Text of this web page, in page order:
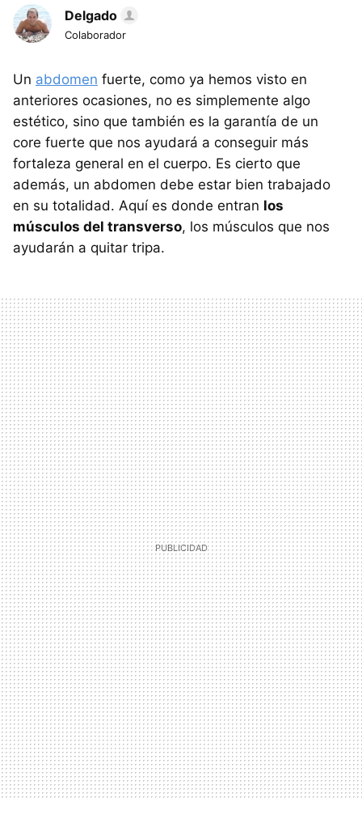
Delgado
Colaborador
Un abdomen fuerte, como ya hemos visto en
anteriores ocasiones, no es simplemente algo
estético, sino que también es la garantía de un
core fuerte que nos ayudará a conseguir más
fortaleza general en el cuerpo. Es cierto que
además, un abdomen debe estar bien trabajado
en su totalidad. Aquí es donde entran los
músculos del transverso, los músculos que nos
ayudarán a quitar tripa.